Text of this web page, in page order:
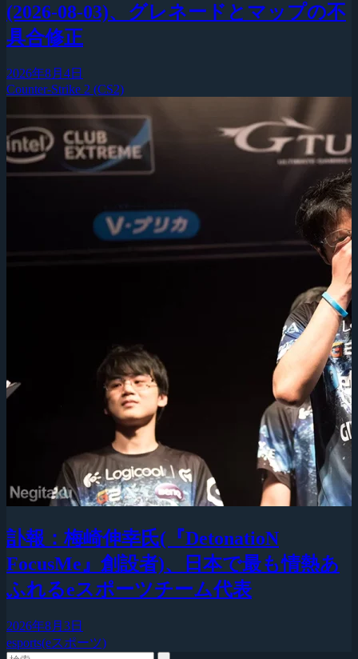
(2026-08-03)、グレネードとマップの不
具合修正
2026年8月4日
Counter-Strike 2 (CS2)
訃報：梅崎伸幸氏(『DetonatioN
FocusMe』創設者)、日本で最も情熱あ
ふれるeスポーツチーム代表
2026年8月3日
esports(eスポーツ)